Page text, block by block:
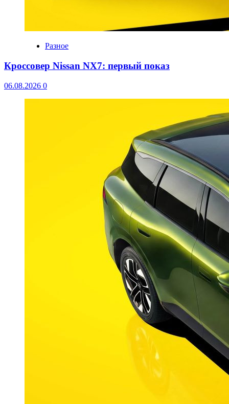
Разное
Кроссовер Nissan NX7: первый показ
06.08.2026 0